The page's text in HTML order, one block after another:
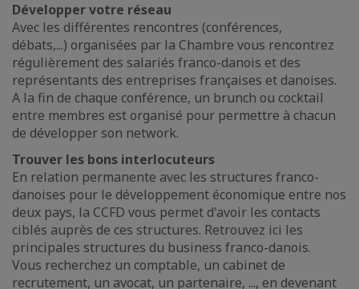
Développer votre réseau
Avec les différentes rencontres (conférences,
débats,...) organisées par la Chambre vous rencontrez
régulièrement des salariés franco-danois et des
représentants des entreprises françaises et danoises.
A la fin de chaque conférence, un brunch ou cocktail
entre membres est organisé pour permettre à chacun
de développer son network.
Trouver les bons interlocuteurs
En relation permanente avec les structures franco-
danoises pour le développement économique entre nos
deux pays, la CCFD vous permet d'avoir les contacts
ciblés auprès de ces structures. Retrouvez ici les
principales structures du business franco-danois.
Vous recherchez un comptable, un cabinet de
recrutement, un avocat, un partenaire, ..., en devenant